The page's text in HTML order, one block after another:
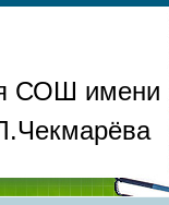
СОШ имени